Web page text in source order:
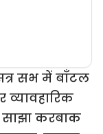
सभ में बाँटल
व्यावहारिक
साझा करबाक